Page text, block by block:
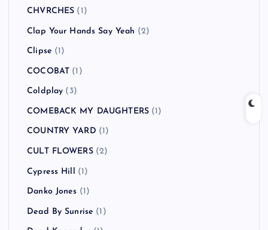
CHVRCHES (1)
Clap Your Hands Say Yeah (2)
Clipse (1)
COCOBAT (1)
Coldplay (3)
COMEBACK MY DAUGHTERS (1)
COUNTRY YARD (1)
CULT FLOWERS(2)
Cypress Hill (1)
Danko Jones (1)
Dead By Sunrise (1)